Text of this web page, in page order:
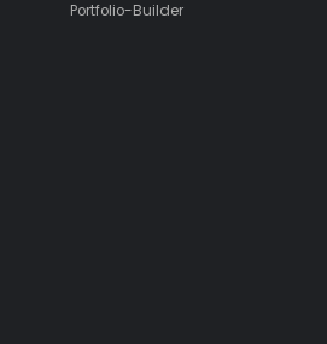
Portfolio-Builder